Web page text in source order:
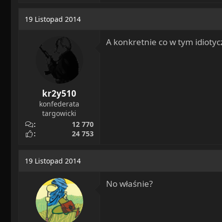
19 Listopad 2014
kr2y510
konfederata
targowicki
12 770
24 753
A konkretnie co w tym
19 Listopad 2014
No właśnie?